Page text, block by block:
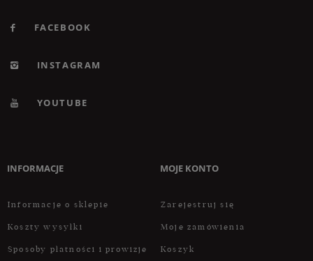
FACEBOOK
INSTAGRAM
YOUTUBE
INFORMACJE
Informacje o sklepie
Koszty wysyłki
Sposoby płatności i prowizje
MOJE KONTO
Zarejestruj się
Moje zamówienia
Koszyk